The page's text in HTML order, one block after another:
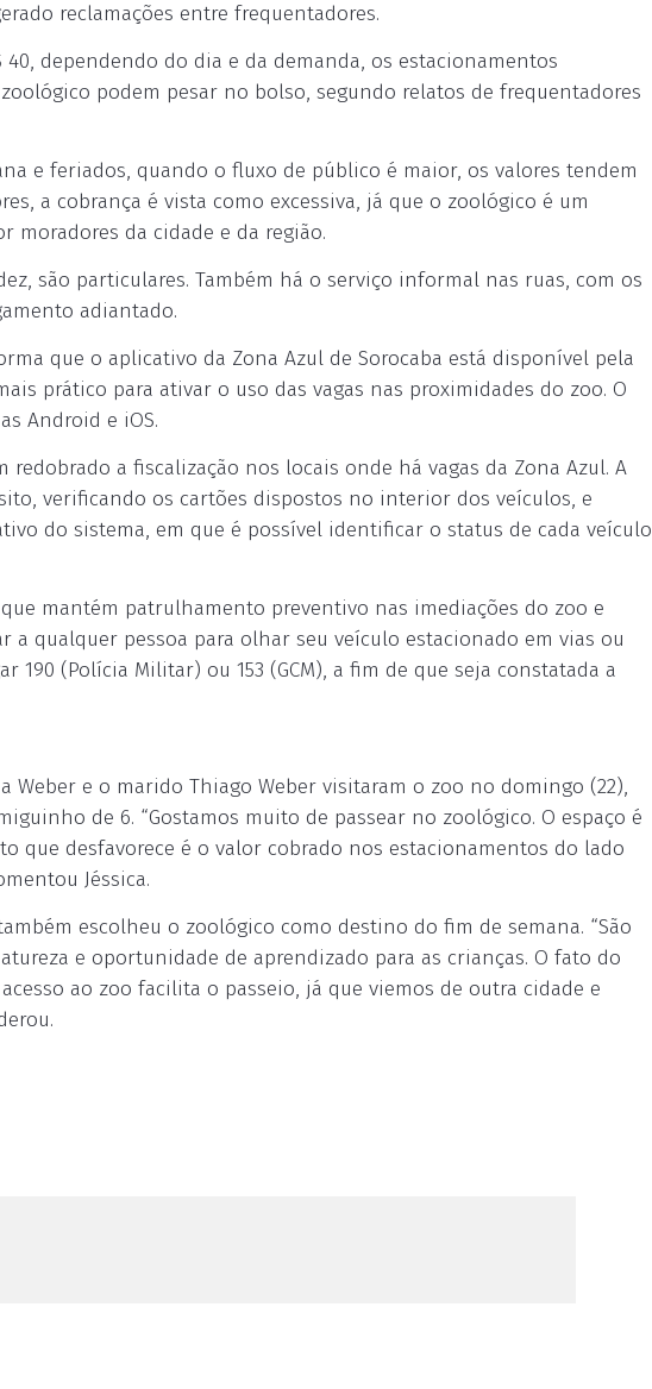
reclamações entre frequentadores.
40, dependendo do dia e da demanda, os estacionamentos
podem pesar no bolso, segundo relatos de frequentadores
e feriados, quando o fluxo de público é maior, os valores tendem
a cobrança é vista como excessiva, já que o zoológico é um
moradores da cidade e da região.
são particulares. Também há o serviço informal nas ruas, com os
adiantado.
que o aplicativo da Zona Azul de Sorocaba está disponível pela
prático para ativar o uso das vagas nas proximidades do zoo. O
Android e iOS.
redobrado a fiscalização nos locais onde há vagas da Zona Azul. A
verificando os cartões dispostos no interior dos veículos, e
do sistema, em que é possível identificar o status de cada veículo
mantém patrulhamento preventivo nas imediações do zoo e
qualquer pessoa para olhar seu veículo estacionado em vias ou
190 (Polícia Militar) ou 153 (GCM), a fim de que seja constatada a
Weber e o marido Thiago Weber visitaram o zoo no domingo (22),
de 6. “Gostamos muito de passear no zoológico. O espaço é
que desfavorece é o valor cobrado nos estacionamentos do lado
Jéssica.
escolheu o zoológico como destino do fim de semana. “São
e oportunidade de aprendizado para as crianças. O fato do
ao zoo facilita o passeio, já que viemos de outra cidade e